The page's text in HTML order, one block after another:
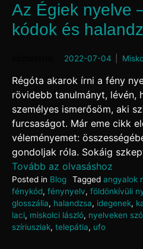
Az Égiek nyelve
kódok és
2022-07-04by
Régóta akarok írni a fény
rövidebb tanulmányt, lévén,
személyes ismerősöm, aki
furcsaságot. Már eme cikk
véleményemet:
gondoljak róla. Sokáig
Tovább az olvasáshoz
Posted in Blog Tagged angyalok
fénykód, fénynyelv, földönkívüli
glosszália, halandzsa, idegenek,
laci, miskolci lászló, nyelveken
szíriusziak, telepátia, ufo